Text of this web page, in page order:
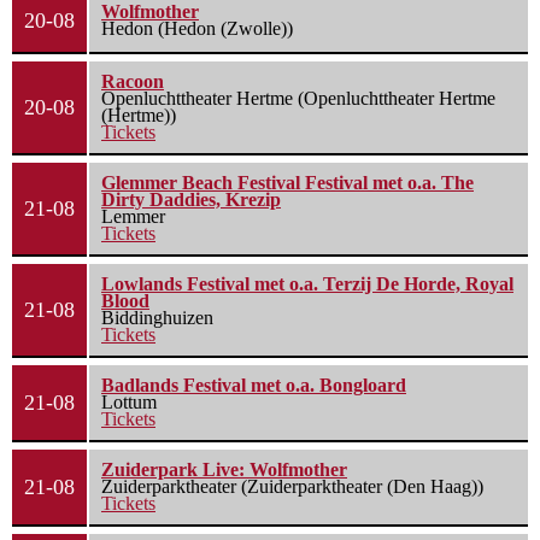
20-08
Wolfmother
Hedon (Hedon (Zwolle))
20-08
Racoon
Openluchttheater Hertme (Openluchttheater Hertme
(Hertme))
Tickets
21-08
Glemmer Beach Festival Festival met o.a. The
Dirty Daddies, Krezip
Lemmer
Tickets
21-08
Lowlands Festival met o.a. Terzij De Horde, Royal
Blood
Biddinghuizen
Tickets
21-08
Badlands Festival met o.a. Bongloard
Lottum
Tickets
21-08
Zuiderpark Live: Wolfmother
Zuiderparktheater (Zuiderparktheater (Den Haag))
Tickets